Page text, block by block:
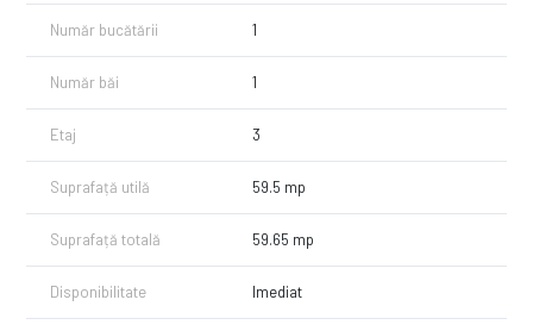
Apartamentul are o suprafață utilă de 59,65 mp, la care se adaugă un
balcon de 5,04 mp, rezultând o suprafață totală de 64,69 mp.
living generos – 20,95 mp;
bucătărie separată – 9,20 mp;
dressing dedicat – 3,55 mp;
debara/cămară – 3,06 mp;
hol de acces;
balcon.
Număr bucătării 1
Număr băi 1
Etaj 3
Suprafață utilă 59.5 mp
Suprafață totală 59.65 mp
Disponibilitate Imediat